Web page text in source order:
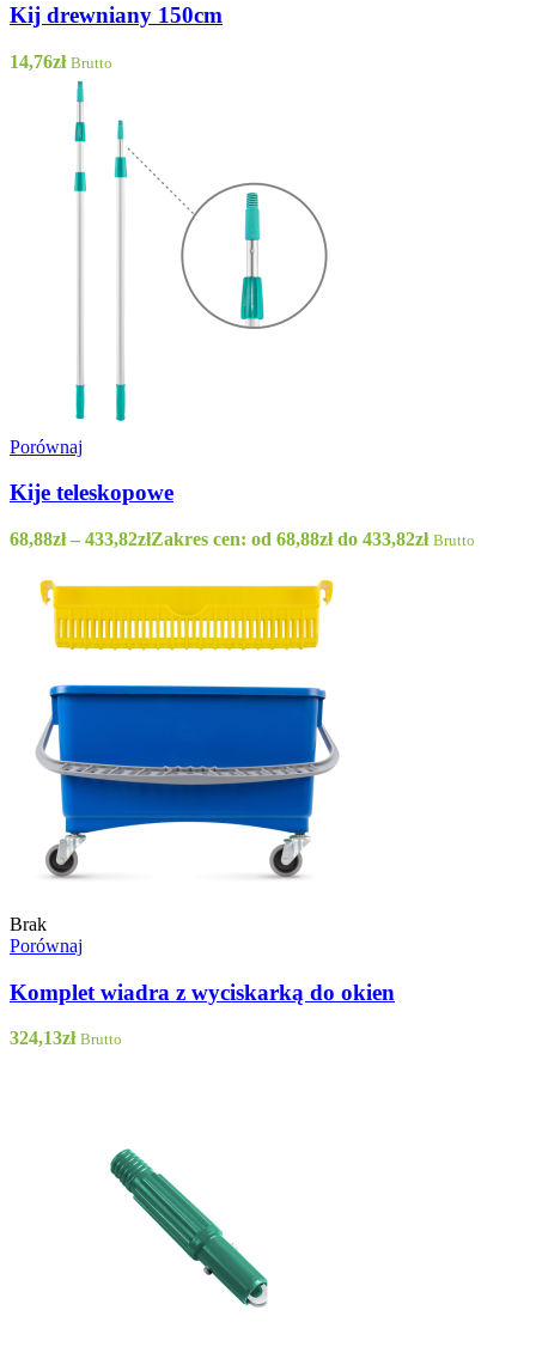
Kij drewniany 150cm
14,76zł Brutto
Porównaj
Kije teleskopowe
68,88zł – 433,82złZakres cen: od 68,88zł do 433,82zł Brutto
Brak
Porównaj
Komplet wiadra z wyciskarką do okien
324,13zł Brutto